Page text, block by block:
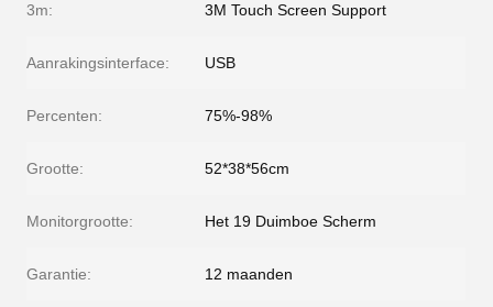
3m: 3M Touch Screen Support
Aanrakingsinterface: USB
Percenten: 75%-98%
Grootte: 52*38*56cm
Monitorgrootte: Het 19 Duimboe Scherm
Garantie: 12 maanden